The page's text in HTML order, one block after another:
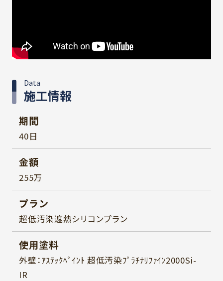
施工情報
Data
期間
40日
金額
255万
プラン
超低汚染遮熱シリコンプラン
使用塗料
外壁：ｱｽﾃｯｸﾍﾟｲﾝﾄ 超低汚染ﾌﾟﾗﾁﾅﾘﾌｧｲﾝ2000Si-
IR